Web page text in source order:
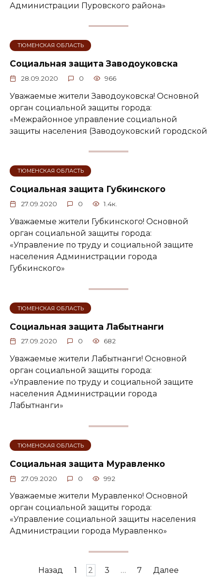
Администрации Пуровского района»
ТЮМЕНСКАЯ ОБЛАСТЬ
Социальная защита Заводоуковска
28.09.2020 0 966
Уважаемые жители Заводоуковска! Основной
орган социальной защиты города:
«Межрайонное управление социальной
защиты населения (Заводоуковский городской
ТЮМЕНСКАЯ ОБЛАСТЬ
Социальная защита Губкинского
27.09.2020 0 1.4к.
Уважаемые жители Губкинского! Основной
орган социальной защиты города:
«Управление по труду и социальной защите
населения Администрации города
Губкинского»
ТЮМЕНСКАЯ ОБЛАСТЬ
Социальная защита Лабытнанги
27.09.2020 0 682
Уважаемые жители Лабытнанги! Основной
орган социальной защиты города:
«Управление по труду и социальной защите
населения Администрации города
Лабытнанги»
ТЮМЕНСКАЯ ОБЛАСТЬ
Социальная защита Муравленко
27.09.2020 0 992
Уважаемые жители Муравленко! Основной
орган социальной защиты города:
«Управление социальной защиты населения
Администрации города Муравленко»
Навигация
Назад 1 2 3 … 7 Далее